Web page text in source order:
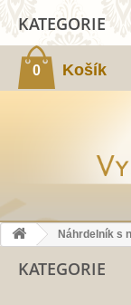
0 Košík
KATEGORIE
Náhrdelník s
KATEGORIE